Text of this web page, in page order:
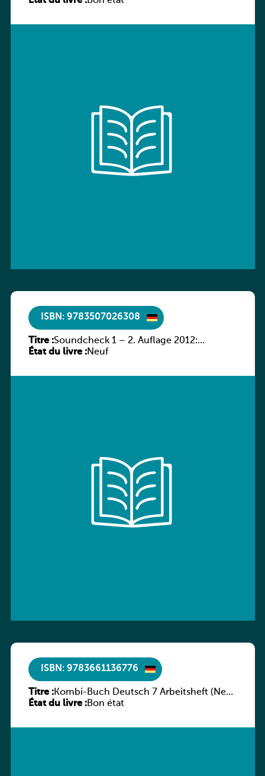
ISBN: 9783507026308
Titre :Soundcheck 1 – 2. Auflage 2012:
Schülerband 1
État du livre :Neuf
ISBN: 9783661136776
Titre :Kombi-Buch Deutsch 7 Arbeitsheft (Neue
Ausgabe Luxemburg)
État du livre :Bon état